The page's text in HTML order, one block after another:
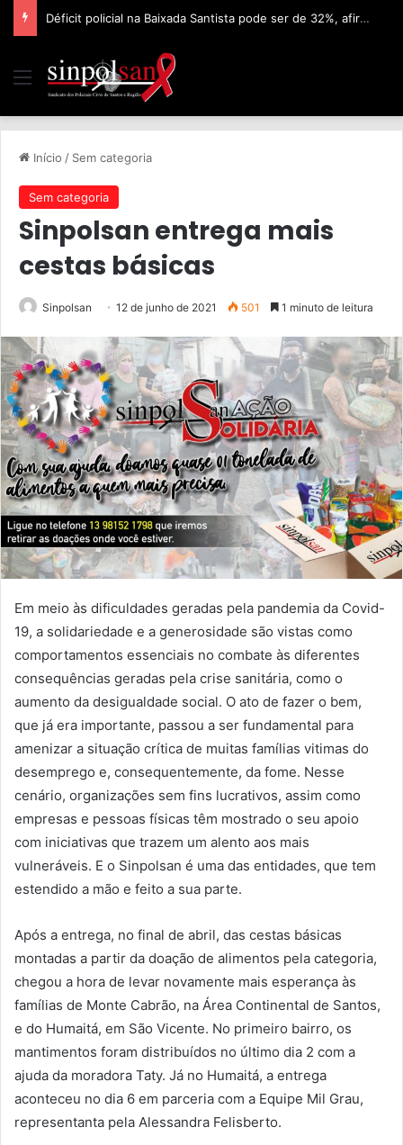
Déficit policial na Baixada Santista pode ser de 32%, afirma Sinpolsan
Início / Sem categoria
Sem categoria
Sinpolsan entrega mais
cestas básicas
Sinpolsan 12 de junho de 2021 501 1 minuto de leitura
Em meio às dificuldades geradas pela pandemia da Covid-
19, a solidariedade e a generosidade são vistas como
comportamentos essenciais no combate às diferentes
consequências geradas pela crise sanitária, como o
aumento da desigualdade social. O ato de fazer o bem,
que já era importante, passou a ser fundamental para
amenizar a situação crítica de muitas famílias vitimas do
desemprego e, consequentemente, da fome. Nesse
cenário, organizações sem fins lucrativos, assim como
empresas e pessoas físicas têm mostrado o seu apoio
com iniciativas que trazem um alento aos mais
vulneráveis. E o Sinpolsan é uma das entidades, que tem
estendido a mão e feito a sua parte.
Após a entrega, no final de abril, das cestas básicas
montadas a partir da doação de alimentos pela categoria,
chegou a hora de levar novamente mais esperança às
famílias de Monte Cabrão, na Área Continental de Santos,
e do Humaitá, em São Vicente. No primeiro bairro, os
mantimentos foram distribuídos no último dia 2 com a
ajuda da moradora Taty. Já no Humaitá, a entrega
aconteceu no dia 6 em parceria com a Equipe Mil Grau,
representanta pela Alessandra Felisberto.